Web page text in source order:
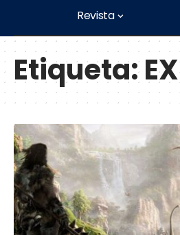
Revista
Etiqueta: